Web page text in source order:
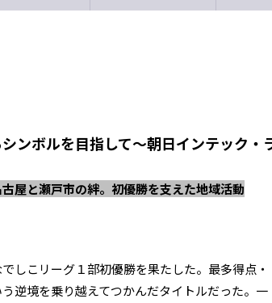
ンボルを目指して～朝日インテック・
屋と瀬戸市の絆。初優勝を支えた地域活動
しこリーグ１部初優勝を果たした。最多得点・
逆境を乗り越えてつかんだタイトルだった。一